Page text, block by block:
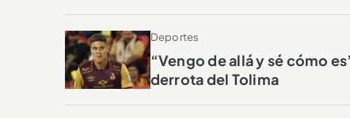
Deportes
“Vengo de allá y sé cómo
derrota del Tolima